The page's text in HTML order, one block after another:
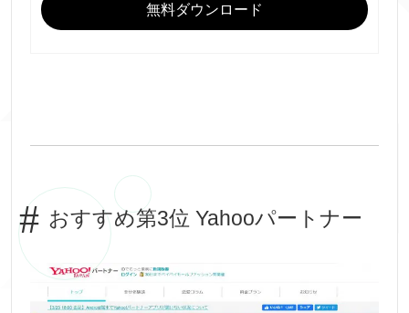
無料ダウンロード
おすすめ第3位 Yahooパートナー